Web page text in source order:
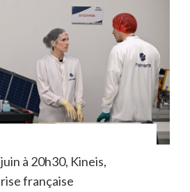
à 20h30, Kineis,
française